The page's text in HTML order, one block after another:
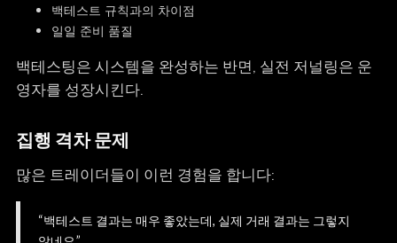
백테스트 규칙과의 차이점
일일 준비 품질
백테스팅은 시스템을 완성하는 반면, 실전 저널링은 운
영자를 성장시킨다.
집행 격차 문제
많은 트레이더들이 이런 경험을 합니다:
“백테스트 결과는 매우 좋았는데, 실제 거래 결과는 그렇지